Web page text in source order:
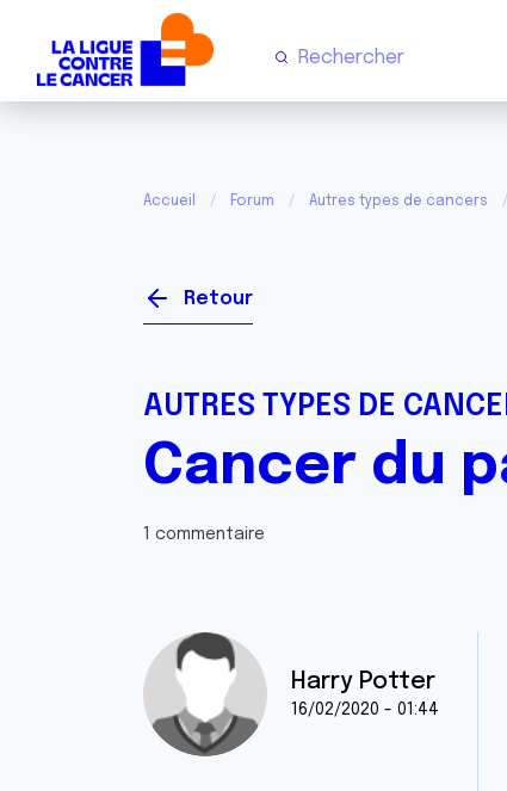
Accueil Forum Autres types de cancers
Retour
AUTRES TYPES DE
Cancer du
1 commentaire
Harry Potter
16/02/2020 - 01:44